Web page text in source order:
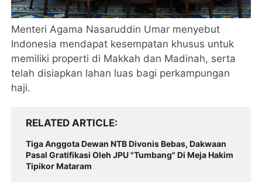
Menteri Agama Nasaruddin Umar menyebut
Indonesia mendapat kesempatan khusus untuk
memiliki properti di Makkah dan Madinah, serta
telah disiapkan lahan luas bagi perkampungan
haji.
RELATED ARTICLE
Tiga Anggota Dewan NTB Divonis Bebas, Dakwaan
Pasal Gratifikasi Oleh JPU "Tumbang" Di Meja Hakim
Tipikor Mataram